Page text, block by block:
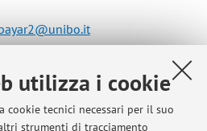
utilizza i cookie
cookie tecnici necessari per il suo
strumenti di tracciamento
Industriale
Bologna -Vai alla mappa